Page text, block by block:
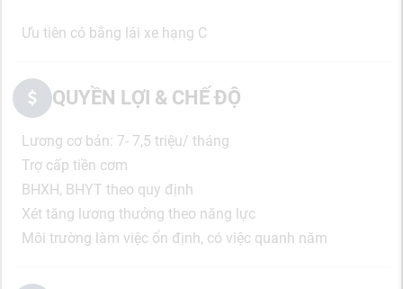
Ưu tiên có bằng lái xe hạng C
QUYỀN LỢI & CHẾ ĐỘ
Lương cơ bản: 7- 7,5 triệu/ tháng
Trợ cấp tiền cơm
BHXH, BHYT theo quy định
Xét tăng lương thưởng theo năng lực
Môi trường làm việc ổn định, có việc quanh năm